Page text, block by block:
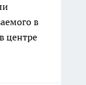
в
центре